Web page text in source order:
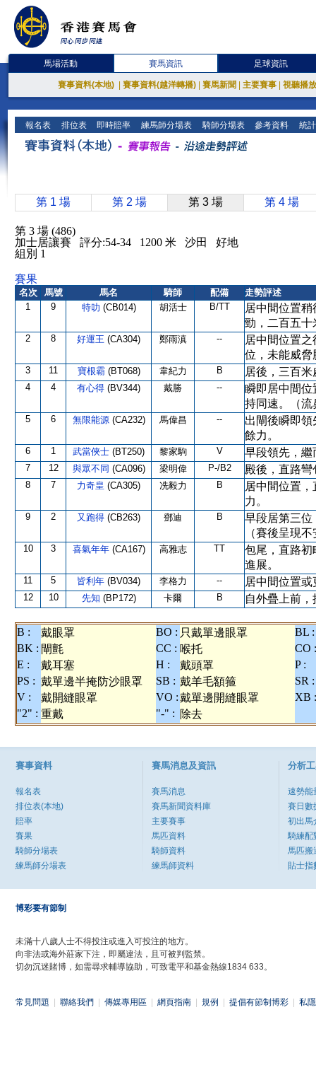
馬場活動 賽馬資訊 足球資訊
賽事資料(本地) 賽事資料(越洋轉播) 賽馬新聞 主要賽事 視聽播
報名表 排位表 即時賠率 練馬師分場表 騎師分場表 參考資料 統
第 1 場 第 2 場 第 3 場 第 4 場
第 3 場 (486)
加士居讓賽 評分:54-34 1200 米 沙田 好地
組別 1
賽果
名次 馬號 馬名 騎師 配備
走勢評述
1
9 特叻 (CB014) 胡活士 B/TT
居中間位置
勁，二百五十
2 8 好運王 (CA304) 鄭雨滇 --
居中間位置
位，未能威脅
3 11 寶根霸 (BT068) 韋紀力 B 居後，三百米
4 4 有心得 (BV344) 戴勝 --
瞬即居中間位
持同速。（流
5 6 無限能源 (CA232) 馬偉昌 --
出閘後瞬即
餘力。
6 1 武當俠士 (BT250) 黎家駒 V 早段領先，繼
7 12 與眾不同 (CA096) 梁明偉 P-/B2 殿後，直路
8 7 力奇皇 (CA305) 冼毅力 B
居中間位置
力。
9 2 又跑得 (CB263) 鄧迪 B
早段居第三位
（賽後呈現
10 3 喜氣年年 (CA167) 高雅志 TT
包尾，直路初
進展。
11 5 皆利年 (BV034) 李格力 -- 居中間位置
12 10 先知 (BP172) 卡爾 B 自外疊上前
B : 戴眼罩 BO : 只戴單邊眼罩
BL :
BK : 閘氈 CC : 喉托
CO :
E :
戴耳塞 H : 戴頭罩
P :
PS : 戴單邊半掩防沙眼罩 SB : 戴羊毛額箍
SR :
V :
戴開縫眼罩 VO :戴單邊開縫眼罩
XB :
"2" : 重戴 "-" : 除去
賽事資料
報名表
排位表(本地)
賠率
賽果
騎師分場表
練馬師分場表
賽馬消息及資訊
賽馬消息
賽馬新聞資料庫
主要賽事
馬匹資料
騎師資料
練馬師資料
分析
速勢能
賽日數
初出馬
騎練配
馬匹搬
貼士指
博彩要有節制
未滿十八歲人士不得投注或進入可投注的地方。
向非法或海外莊家下注，即屬違法，且可被判監禁。
切勿沉迷賭博，如需尋求輔導協助，可致電平和基金熱線1834 633。
常見問題 聯絡我們 傳媒專用區 網頁指南 規例 提倡有節制博彩 私